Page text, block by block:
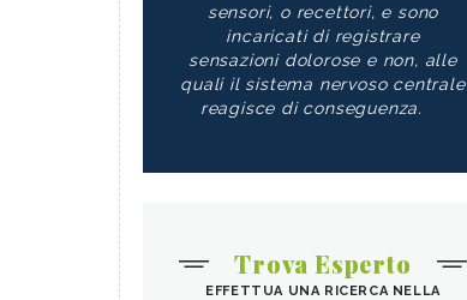
sensori, o recettori, e sono
incaricati di registrare
sensazioni dolorose e non, alle
quali il sistema nervoso centrale
reagisce di conseguenza.
Trova Esperto
EFFETTUA UNA RICERCA NELLA